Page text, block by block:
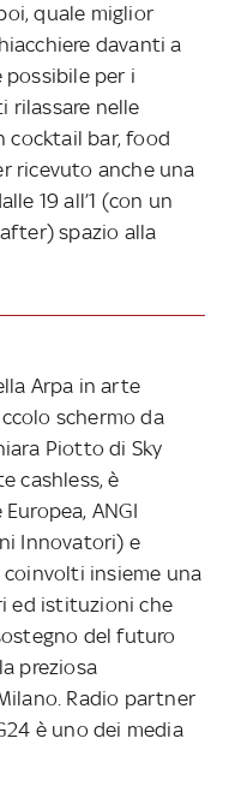
quale miglior
davanti a
possibile per i
rilassare nelle
cocktail bar, food
ricevuto anche una
19 all’1 (con un
spazio alla
Arpa in arte
schermo da
Piotto di Sky
cashless, è
ANGI
Innovatori) e
insieme una
ed istituzioni che
del futuro
preziosa
Radio partner
è uno dei media